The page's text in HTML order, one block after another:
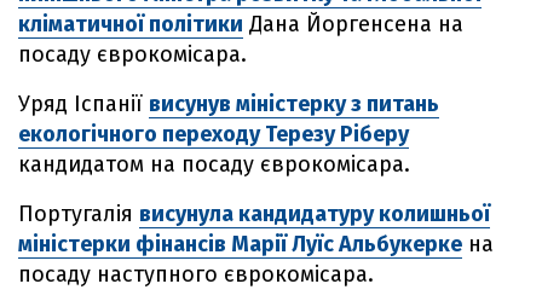
кліматичної політики Дана Йоргенсена на
посаду єврокомісара.
Уряд Іспанії висунув міністерку з питань
екологічного переходу Терезу Ріберу
кандидатом на посаду єврокомісара.
Португалія висунула кандидатуру колишньої
міністерки фінансів Марії Луїс Альбукерке на
посаду наступного єврокомісара.